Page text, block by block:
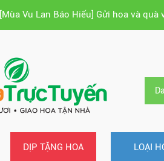
[Mùa Vu Lan Báo Hiếu] Gửi hoa và
DỊP TẶNG HOA LOẠI